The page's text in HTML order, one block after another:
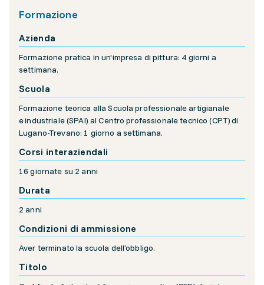
Formazione
Azienda
Formazione pratica in un'impresa di pittura: 4 giorni a
settimana.
Scuola
Formazione teorica alla Scuola professionale artigianale
e industriale (SPAI) al Centro professionale tecnico (CPT) di
Lugano-Trevano: 1 giorno a settimana.
Corsi interaziendali
16 giornate su 2 anni
Durata
2 anni
Condizioni di ammissione
Aver terminato la scuola dell’obbligo.
Titolo